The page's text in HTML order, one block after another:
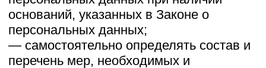
случаев, когда имеются законные
основания для раскрытия таких
персональных данных. Перечень
информации и порядок ее получения
установлен Законом о персональных
данных;